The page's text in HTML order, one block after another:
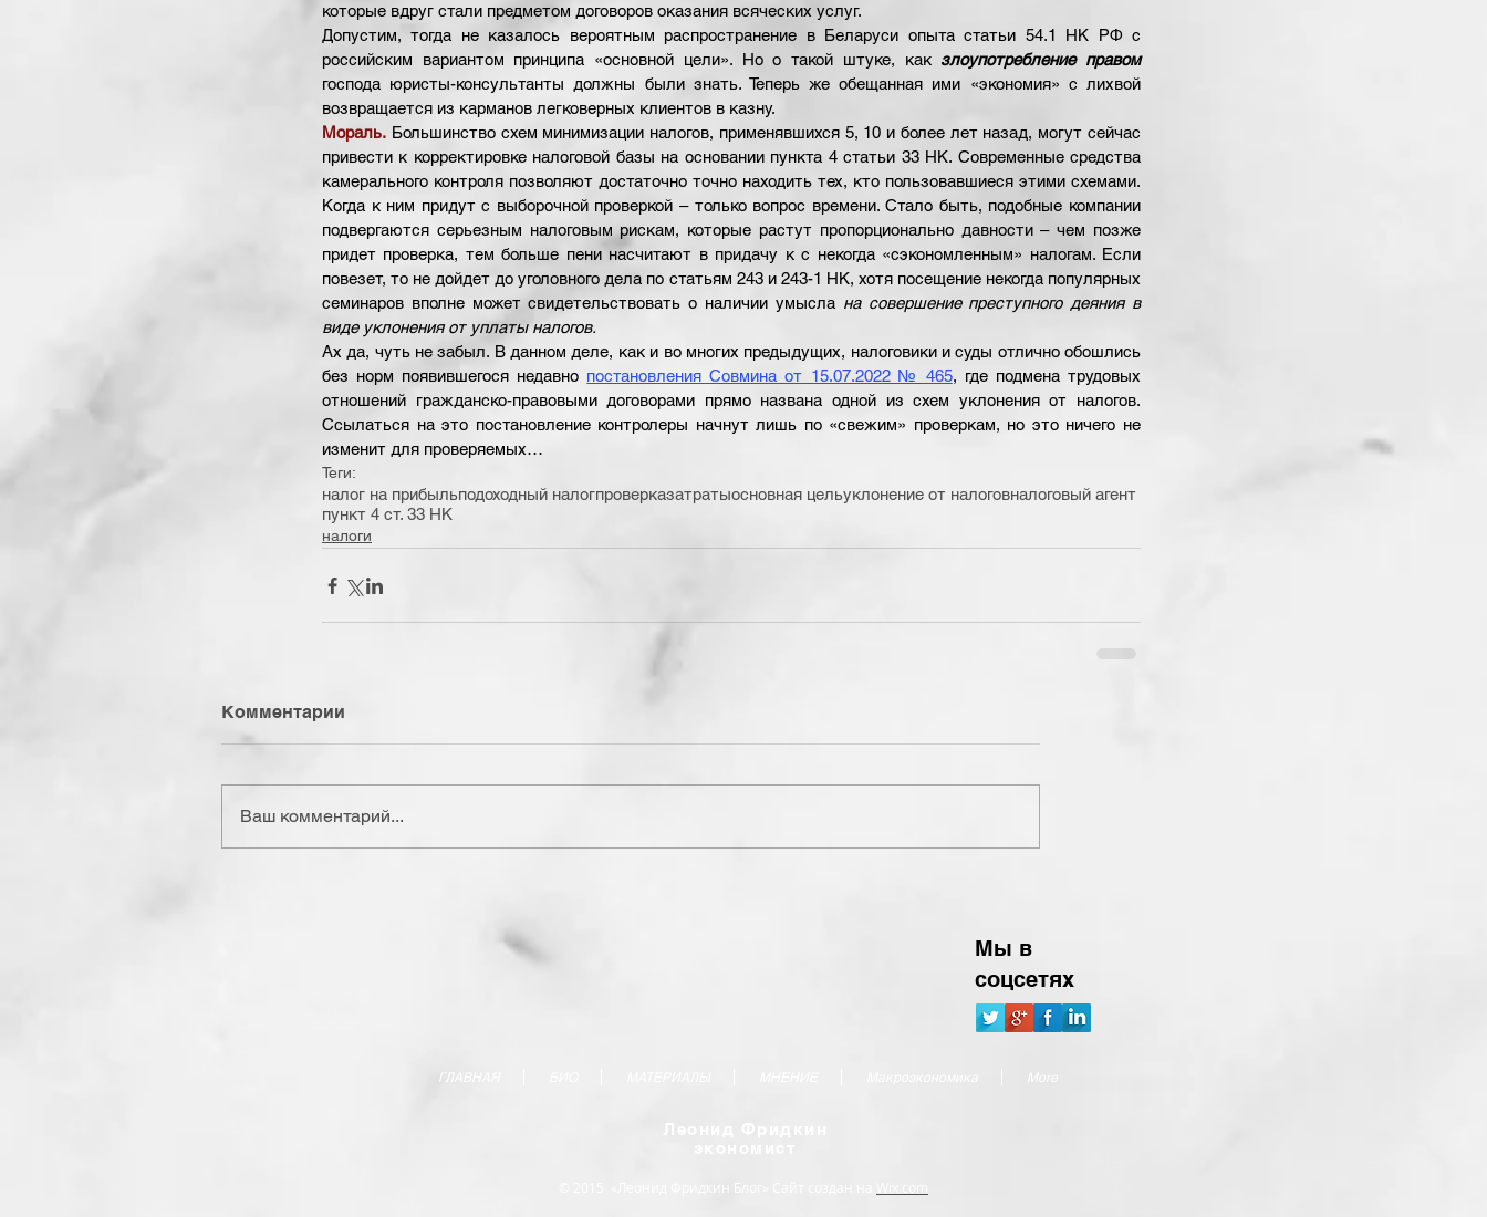
которые вдруг стали предметом договоров оказания всяческих услуг.
Допустим, тогда не казалось вероятным распространение в Беларуси опыта статьи 54.1 НК РФ с
российским вариантом принципа «основной цели». Но о такой штуке, как злоупотребление правом
господа юристы-консультанты должны были знать. Теперь же обещанная ими «экономия» с лихвой
возвращается из карманов легковерных клиентов в казну.
Мораль. Большинство схем минимизации налогов, применявшихся 5, 10 и более лет назад, могут сейчас
привести к корректировке налоговой базы на основании пункта 4 статьи 33 НК. Современные средства
камерального контроля позволяют достаточно точно находить тех, кто пользовавшиеся этими схемами.
Когда к ним придут с выборочной проверкой – только вопрос времени. Стало быть, подобные компании
подвергаются серьезным налоговым рискам, которые растут пропорционально давности – чем позже
придет проверка, тем больше пени насчитают в придачу к с некогда «сэкономленным» налогам. Если
повезет, то не дойдет до уголовного дела по статьям 243 и 243-1 НК, хотя посещение некогда популярных
семинаров вполне может свидетельствовать о наличии умысла на совершение преступного деяния в
виде уклонения от уплаты налогов.
Ах да, чуть не забыл. В данном деле, как и во многих предыдущих, налоговики и суды отлично обошлись
без норм появившегося недавно постановления Совмина от 15.07.2022 № 465, где подмена трудовых
отношений гражданско-правовыми договорами прямо названа одной из схем уклонения от налогов.
Ссылаться на это постановление контролеры начнут лишь по «свежим» проверкам, но это ничего не
изменит для проверяемых…
Теги:
налог на прибыльподоходный налогпроверказатратыосновная цельуклонение от налоговналоговый агент
пункт 4 ст. 33 НК
налоги
Комментарии
Ваш комментарий...
Мы в
соцсетях
ГЛАВНАЯ More